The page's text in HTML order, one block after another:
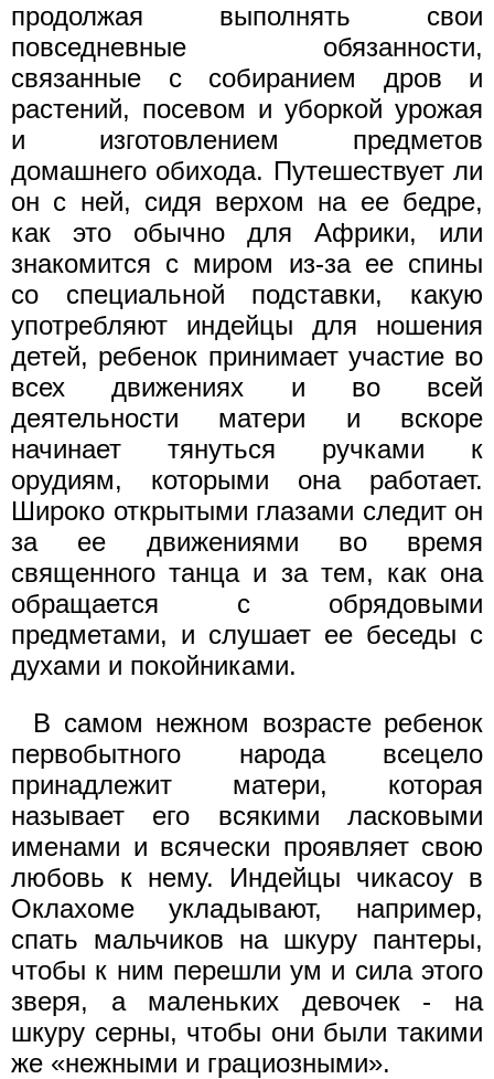
продолжая выполнять свои
повседневные обязанности,
связанные с собиранием дров и
растений, посевом и уборкой урожая
и изготовлением предметов
домашнего обихода. Путешествует ли
он с ней, сидя верхом на ее бедре,
как это обычно для Африки, или
знакомится с миром из-за ее спины
со специальной подставки, какую
употребляют индейцы для ношения
детей, ребенок принимает участие во
всех движениях и во всей
деятельности матери и вскоре
начинает тянуться ручками к
орудиям, которыми она работает.
Широко открытыми глазами следит он
за ее движениями во время
священного танца и за тем, как она
обращается с обрядовыми
предметами, и слушает ее беседы с
духами и покойниками.
В самом нежном возрасте ребенок
первобытного народа всецело
принадлежит матери, которая
называет его всякими ласковыми
именами и всячески проявляет свою
любовь к нему. Индейцы чикасоу в
Оклахоме укладывают, например,
спать мальчиков на шкуру пантеры,
чтобы к ним перешли ум и сила этого
зверя, а маленьких девочек - на
шкуру серны, чтобы они были такими
же «нежными и грациозными».